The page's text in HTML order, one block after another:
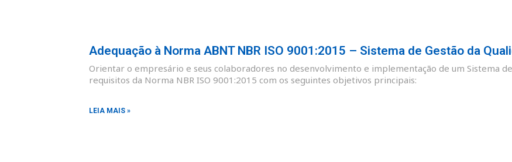
Adequação à Norma ABNT NBR ISO 9001:2015 – Sistema de Gestão da
Orientar o empresário e seus colaboradores no desenvolvimento e implementação de um Sistema
requisitos da Norma NBR ISO 9001:2015 com os seguintes objetivos principais:
LEIA MAIS »